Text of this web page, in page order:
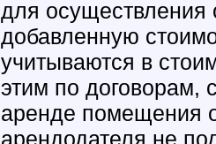
для осуществления
добавленную
учитываются в
этим по договорам,
аренде помещения
арендодателя не